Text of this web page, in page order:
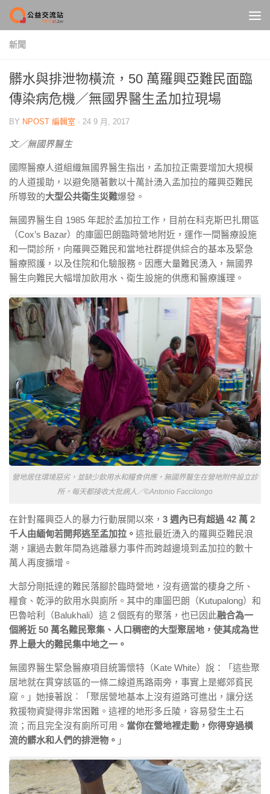
Skip to content
新聞
髒水與排泄物橫流，50 萬羅興亞難民面臨
傳染病危機／無國界醫生孟加拉現場
BY NPOST 編輯室 · 24 9 月, 2017
文／無國界醫生
國際醫療人道組織無國界醫生指出， 孟加拉正需要增加大規模
的人道援助， 以避免隨著數以十萬計湧入孟加拉的羅興亞難民
所導致的大型公共衛生災難爆發。
無國界醫生自 1985 年起於孟加拉工作，目前在科克斯巴扎爾區
（Cox’s Bazar）的庫圖巴朗臨時營地附近， 運作一間醫療設施
和一間診所，向羅興亞難民和當地社群提供綜合的基本及緊急
醫療照護，以及住院和化驗服務。 因應大量難民湧入， 無國界
醫生向難民大幅增加飲用水、 衛生設施的供應和醫療護理。
營地居住環境惡劣，並缺少飲用水和糧食供應，無國界醫生在營地附件設立診
所，每天都接收大批病人／©Antonio Faccilongo
在針對羅興亞人的暴力行動展開以來， 3 週內已有超過 42 萬 2
千人由緬甸若開邦逃至孟加拉。 這批最近湧入的羅興亞難民浪
潮，讓過去數年間為逃離暴力事件而跨越邊境到孟加拉的數十
萬人再度擴增。
大部分剛抵達的難民落腳於臨時營地，沒有適當的棲身之所、
糧食、 乾淨的飲用水與廁所。其中的庫圖巴朗（Kutupalong） 和
巴魯哈利（Balukhali）這 2 個既有的聚落，也已因此融合為一
個將近 50 萬名難民聚集、 人口稠密的大型聚居地，使其成為世
界上最大的難民集中地之一。
無國界醫生緊急醫療項目統籌懷特（Kate White）說：「這些聚
居地就在貫穿該區的一條二線道馬路兩旁， 事實上是鄉郊貧民
窟。」她接著說︰「 聚居營地基本上沒有道路可進出，讓分送
救援物資變得非常困難。 這裡的地形多丘陵，容易發生土石
流；而且完全沒有廁所可用。 當你在營地裡走動，你得穿過橫
流的髒水和人們的排泄物。 」